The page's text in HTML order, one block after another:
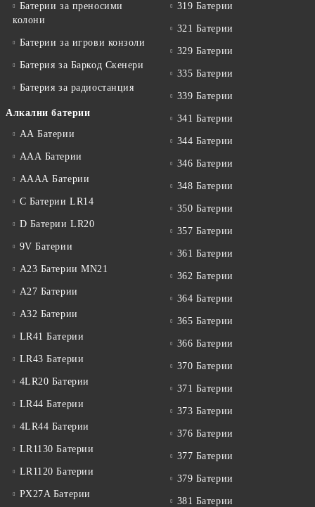
Батерии за преносими
колони
Батерии за игрови конзоли
Батерия за Баркод Скенери
Батерия за радиостанция
Алкални батерии
АА Батерии
ААА Батерии
АААА Батерии
C Батерии LR14
D Батерии LR20
9V Батерии
A23 Батерии MN21
A27 Батерии
A32 Батерии
LR41 Батерии
LR43 Батерии
4LR20 Батерии
LR44 Батерии
4LR44 Батерии
LR1130 Батерии
LR1120 Батерии
PX27A Батерии
319 Батерии
321 Батерии
329 Батерии
335 Батерии
339 Батерии
341 Батерии
344 Батерии
346 Батерии
348 Батерии
350 Батерии
357 Батерии
361 Батерии
362 Батерии
364 Батерии
365 Батерии
366 Батерии
370 Батерии
371 Батерии
373 Батерии
376 Батерии
377 Батерии
379 Батерии
381 Батерии